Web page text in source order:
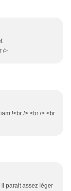
/>
!<br /> <br /> <br
il parait assez léger